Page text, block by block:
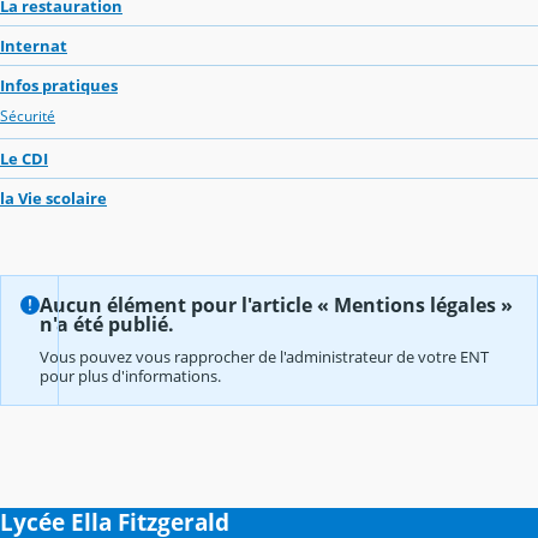
La restauration
Internat
Infos pratiques
Sécurité
Le CDI
la Vie scolaire
Aucun élément pour l'article « Mentions légales »
n'a été publié.
Vous pouvez vous rapprocher de l'administrateur de votre ENT
pour plus d'informations.
Lycée Ella Fitzgerald